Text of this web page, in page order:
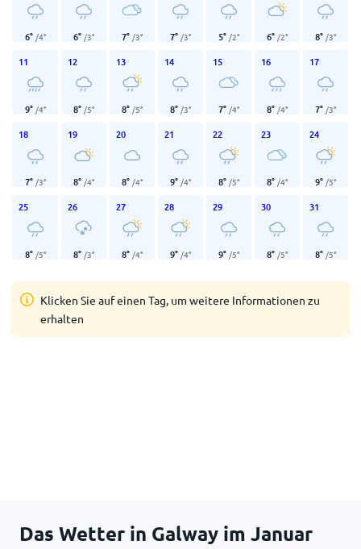
6° /4° 6° /3° 7° /3° 7° /3° 5° /2° 6° /2° 8° /3°
11
9° /4°
12
8° /5°
13
8° /5°
14
8° /3°
15
7° /4°
16
8° /4°
17
7° /3°
18
7° /3°
19
8° /4°
20
8° /4°
21
9° /4°
22
8° /5°
23
8° /4°
24
9° /5°
25
8° /5°
26
8° /3°
27
8° /4°
28
9° /4°
29
9° /5°
30
8° /5°
31
8° /5°
Klicken Sie auf einen Tag, um weitere Informationen zu
erhalten
Das Wetter in Galway im Januar